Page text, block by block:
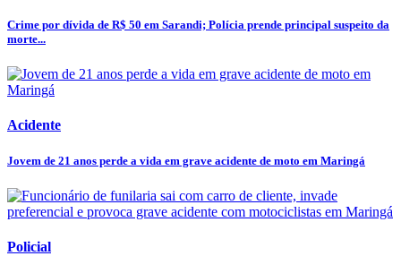
Crime por dívida de R$ 50 em Sarandi; Polícia prende principal suspeito da
morte...
Acidente
Jovem de 21 anos perde a vida em grave acidente de moto em Maringá
Policial